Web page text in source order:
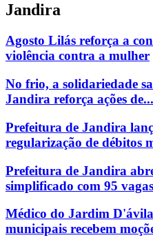
Jandira
Agosto Lilás reforça a
violência contra a mulher
No frio, a solidariedade
Jandira reforça ações de...
Prefeitura de Jandira
regularização de débitos
Prefeitura de Jandira
simplificado com 95
Médico do Jardim
municipais recebem